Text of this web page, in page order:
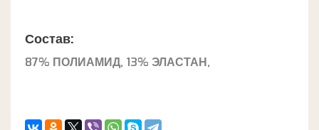
Состав:
87% ПОЛИАМИД, 13% ЭЛАСТАН,